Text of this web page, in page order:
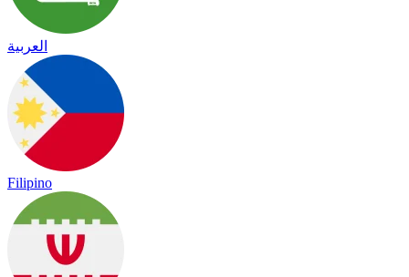
العربية
Filipino